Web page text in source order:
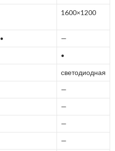
1600×1200
• —
•
светодиодная
—
—
—
—